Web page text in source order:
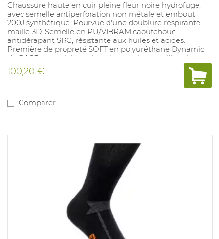
Chaussure haute en cuir pleine fleur noire hydrofuge,
avec semelle antiperforation non métale et embout
200J synthétique. Pourvue d'une doublure respirante
maille 3D. Semelle en PU/VIBRAM caoutchouc,
antidérapant SRC, résistante aux huiles et acides.
Première de propreté SOFT en polyuréthane Dynamic
de BASF, amortit les points de pression, améliore la
répartition du poids et l’absorption des chocs talonniers.
Anatomique, perforée. 100% sans métal. Pointures: 38-
100,20 €
Comparer